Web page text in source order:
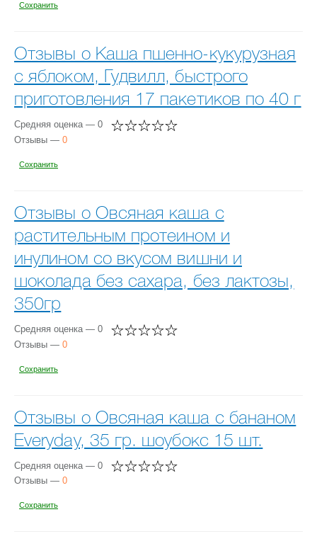
Сохранить
Отзывы о Каша пшенно-кукурузная
с яблоком, Гудвилл, быстрого
приготовления 17 пакетиков по 40 г
Средняя оценка — 0
Отзывы — 0
Сохранить
Отзывы о Овсяная каша с
растительным протеином и
инулином со вкусом вишни и
шоколада без сахара, без лактозы,
350гр
Средняя оценка — 0
Отзывы — 0
Сохранить
Отзывы о Овсяная каша с бананом
Everyday, 35 гр. шоубокс 15 шт.
Средняя оценка — 0
Отзывы — 0
Сохранить